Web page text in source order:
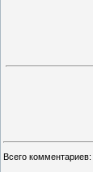
Всего комментариев: